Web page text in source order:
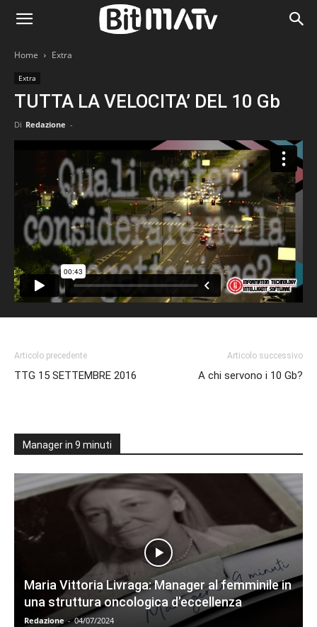
Home Extra
Extra
TUTTA LA VELOCITA’ DEL 10 Gb
Di Redazione -
Articolo precedente
TTG 15 SETTEMBRE 2016
Articolo successivo
A chi servono i 10 Gb?
Manager in 9 minuti
Maria Vittoria Livraga: Manager al femminile in
una struttura oncologica d’eccellenza
Redazione - 04/07/2024